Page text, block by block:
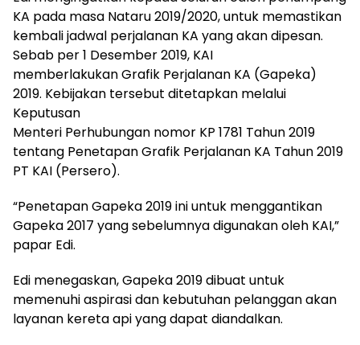
KA pada masa Nataru 2019/2020, untuk memastikan
kembali jadwal perjalanan KA yang akan dipesan.
Sebab per 1 Desember 2019, KAI
memberlakukan Grafik Perjalanan KA (Gapeka)
2019. Kebijakan tersebut ditetapkan melalui
Keputusan
Menteri Perhubungan nomor KP 1781 Tahun 2019
tentang Penetapan Grafik Perjalanan KA Tahun 2019
PT KAI (Persero).
“Penetapan Gapeka 2019 ini untuk menggantikan
Gapeka 2017 yang sebelumnya digunakan oleh KAI,”
papar Edi.
Edi menegaskan, Gapeka 2019 dibuat untuk
memenuhi aspirasi dan kebutuhan pelanggan akan
layanan kereta api yang dapat diandalkan.